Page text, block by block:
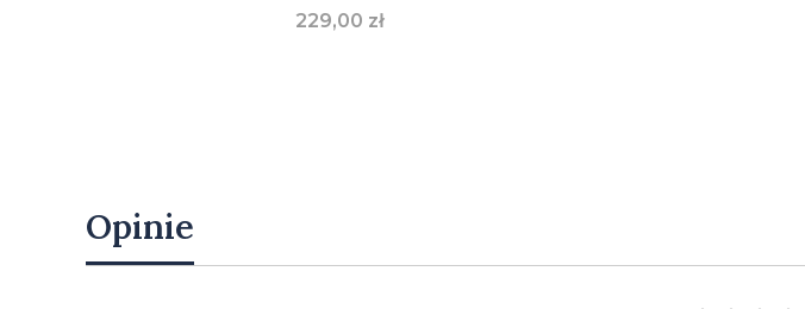
Cena
229,00 zł
Opinie